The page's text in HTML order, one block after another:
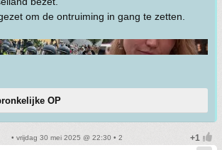
om de ontruiming in gang te zetten.
OP
• vrijdag 30 mei 2025 @ 22:30 • 2